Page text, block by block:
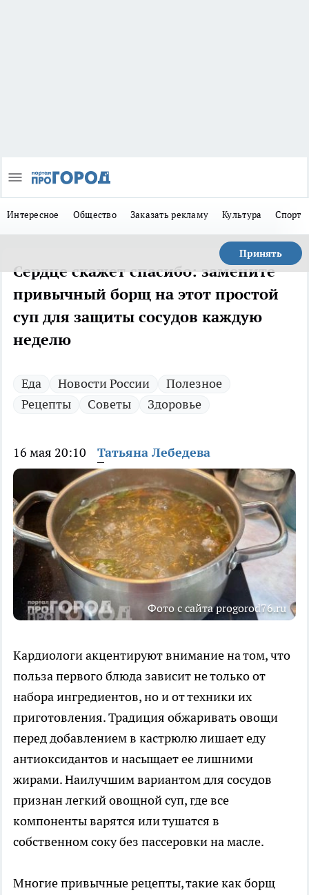
Интересное Общество Заказать рекламу Культура Спорт
Принять
Сердце скажет спасибо: замените
привычный борщ на этот простой
суп для защиты сосудов каждую
неделю
Еда Новости России
Полезное
Рецепты
Советы Здоровье
16 мая 20:10 Татьяна Лебедева
Фото с сайта progorod76.ru
Кардиологи акцентируют внимание на том, что
польза первого блюда зависит не только от
набора ингредиентов, но и от техники их
приготовления. Традиция обжаривать овощи
перед добавлением в кастрюлю лишает еду
антиоксидантов и насыщает ее лишними
жирами. Наилучшим вариантом для сосудов
признан легкий овощной суп, где все
компоненты варятся или тушатся в
собственном соку без пассеровки на масле.
Многие привычные рецепты, такие как борщ